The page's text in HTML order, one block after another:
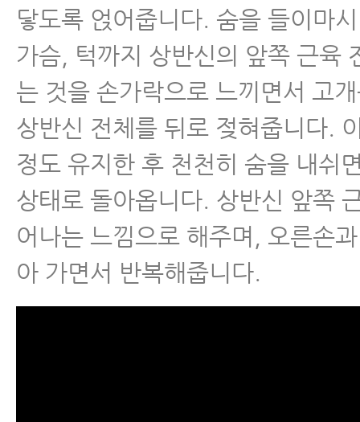
닿도록 얹어줍니다. 숨을 들이마
가슴, 턱까지 상반신의 앞쪽 근육
는 것을 손가락으로 느끼면서 고
상반신 전체를 뒤로 젖혀줍니다.
정도 유지한 후 천천히 숨을 내쉬
상태로 돌아옵니다. 상반신 앞쪽
어나는 느낌으로 해주며, 오른손
아 가면서 반복해줍니다.